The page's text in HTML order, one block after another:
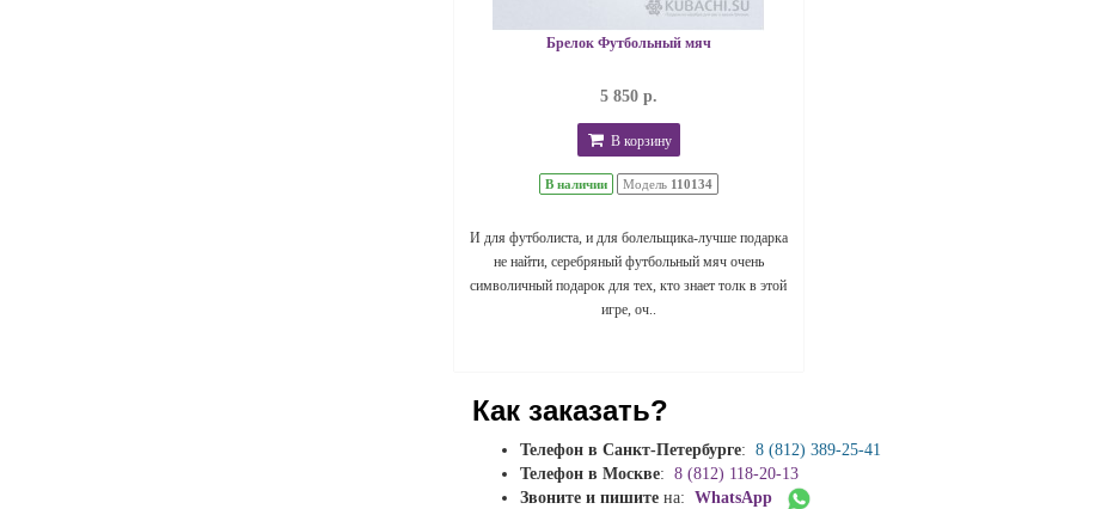
Брелок Футбольный мяч
5 850 р.
В корзину
В наличии Модель 110134
И для футболиста, и для болельщика-лучше подарка
не найти, серебряный футбольный мяч очень
символичный подарок для тех, кто знает толк в этой
игре, оч..
Как заказать?
Телефон в Санкт-Петербурге: 8 (812) 389-25-41
Телефон в Москве: 8 (812) 118-20-13
Звоните и пишитена: WhatsApp